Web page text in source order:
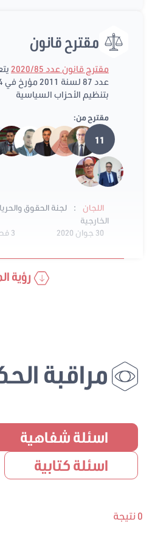
مقترح قانون
مقترح قانون عدد 2020/85
بتنظيم الأحزاب السياسية
مقترح من:
11
اللجان :
لجنة الحقوق
الخارجية
30 جوان 2020
3 فصول
رؤية
مراقبة
اسئلة شفاهية
اسئلة كتابية
0 نتيجة